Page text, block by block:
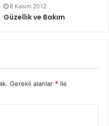
8 Kasım 2012
Güzellik ve Bakım
Gerekli alanlar * ile